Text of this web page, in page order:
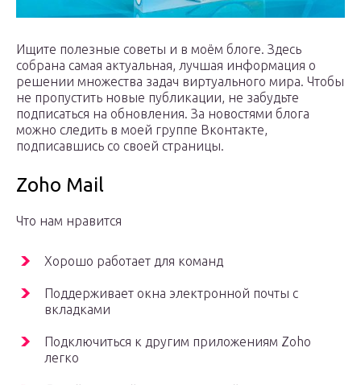
Ищите полезные советы и в моём блоге. Здесь
собрана самая актуальная, лучшая информация о
решении множества задач виртуального мира. Чтобы
не пропустить новые публикации, не забудьте
подписаться на обновления. За новостями блога
можно следить в моей группе Вконтакте,
подписавшись со своей страницы.
Zoho Mail
Что нам нравится
Хорошо работает для команд
Поддерживает окна электронной почты с
вкладками
Подключиться к другим приложениям Zoho
легко